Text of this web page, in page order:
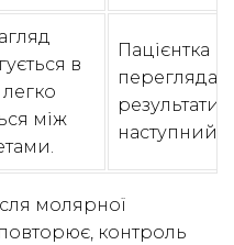
в
легко
між
Пацієнтка
переглядає
результати
наступний
молярної
повторює, контроль